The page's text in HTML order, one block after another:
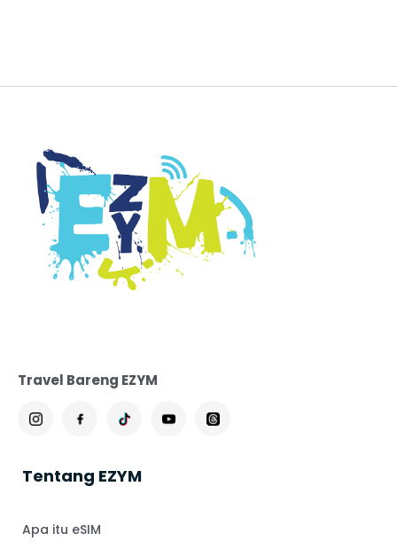
Travel Bareng EZYM
Tentang EZYM
Apa itu eSIM